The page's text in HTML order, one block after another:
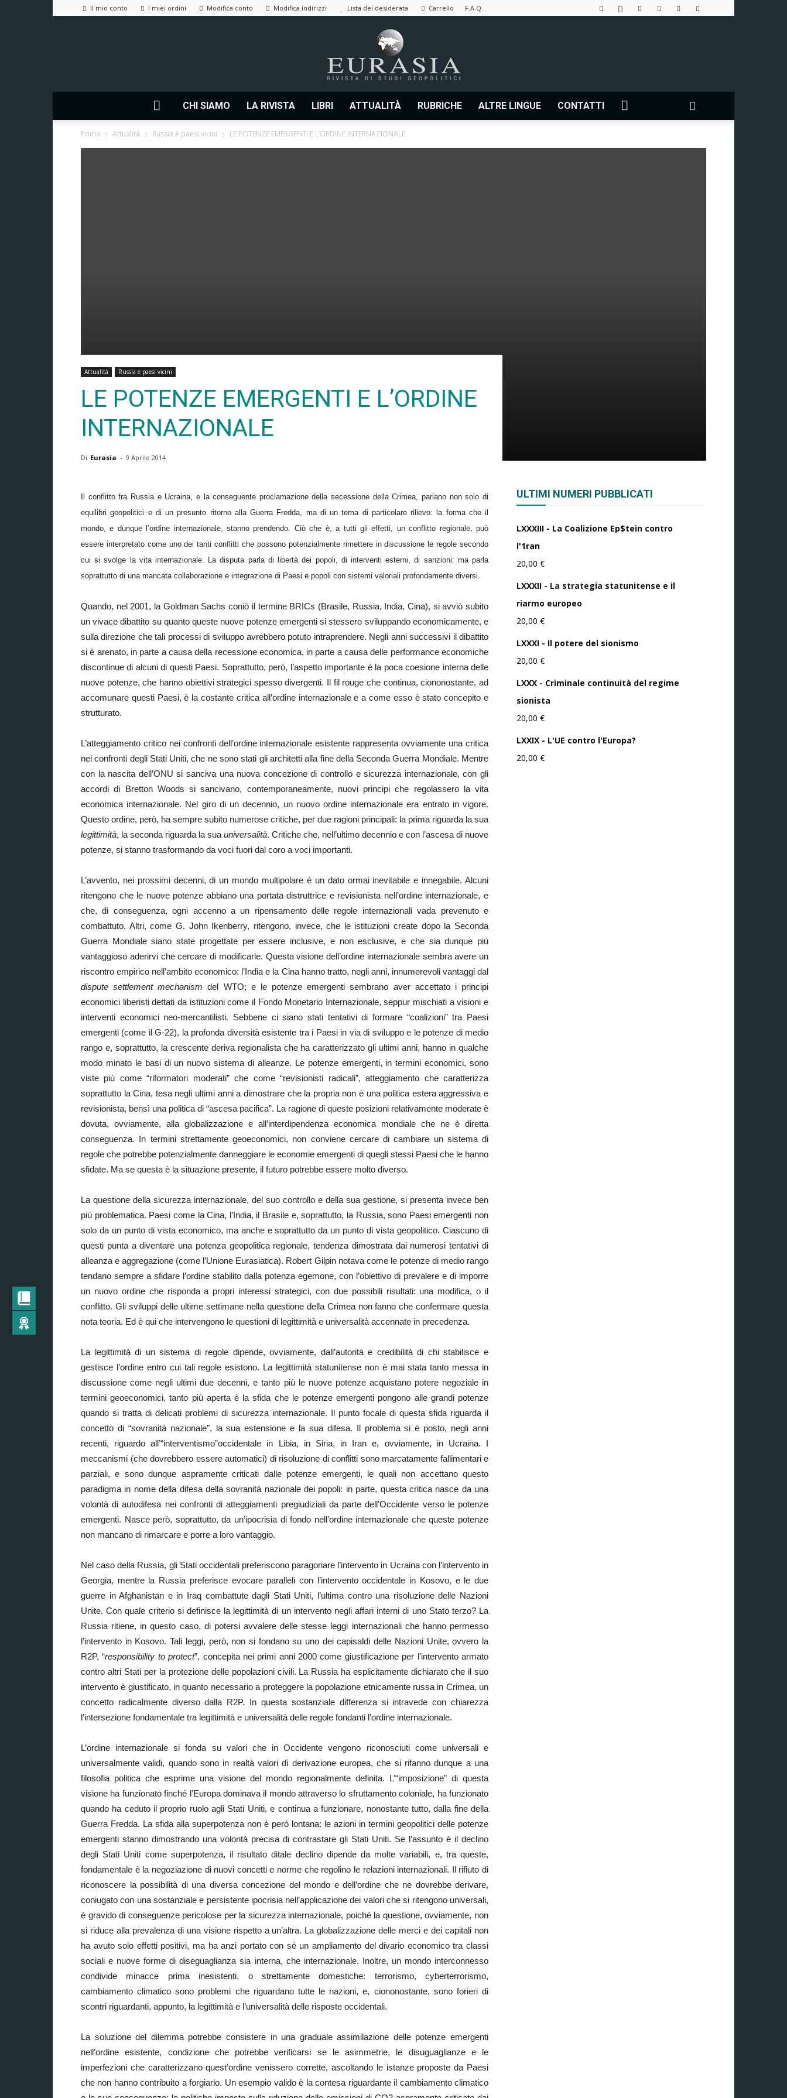
Il mio conto I miei ordini Modifica conto Modifica indirizzi Lista dei desiderata Carrello F.A.Q.
geopolitici
CHI SIAMO LA RIVISTA LIBRI ATTUALITÀ RUBRICHE ALTRE LINGUE CONTATTI
Prima Attualità Russia e paesi vicini LE POTENZE EMERGENTI E L’ORDINE INTERNAZIONALE
Attualità Russia e paesi vicini
LE POTENZE EMERGENTI E L’ORDINE
INTERNAZIONALE
Di Eurasia - 9 Aprile 2014
Il conflitto fra Russia e Ucraina, e la conseguente proclamazione della secessione della Crimea, parlano non solo di
equilibri geopolitici e di un presunto ritorno alla Guerra Fredda, ma di un tema di particolare rilievo: la forma che il
mondo, e dunque l’ordine internazionale, stanno prendendo. Ciò che è, a tutti gli effetti, un conflitto regionale, può
essere interpretato come uno dei tanti conflitti che possono potenzialmente rimettere in discussione le regole secondo
cui si svolge la vita internazionale. La disputa parla di libertà dei popoli, di interventi esterni, di sanzioni: ma parla
soprattutto di una mancata collaborazione e integrazione di Paesi e popoli con sistemi valoriali profondamente diversi.
Quando, nel 2001, la Goldman Sachs coniò il termine BRICs (Brasile, Russia, India, Cina), si avviò subito
un vivace dibattito su quanto queste nuove potenze emergenti si stessero sviluppando economicamente, e
sulla direzione che tali processi di sviluppo avrebbero potuto intraprendere. Negli anni successivi il dibattito
si è arenato, in parte a causa della recessione economica, in parte a causa delle performance economiche
discontinue di alcuni di questi Paesi. Soprattutto, però, l’aspetto importante è la poca coesione interna delle
nuove potenze, che hanno obiettivi strategici spesso divergenti. Il fil rouge che continua, ciononostante, ad
accomunare questi Paesi, è la costante critica all’ordine internazionale e a come esso è stato concepito e
strutturato.
L’atteggiamento critico nei confronti dell’ordine internazionale esistente rappresenta ovviamente una critica
nei confronti degli Stati Uniti, che ne sono stati gli architetti alla fine della Seconda Guerra Mondiale. Mentre
con la nascita dell’ONU si sanciva una nuova concezione di controllo e sicurezza internazionale, con gli
accordi di Bretton Woods si sancivano, contemporaneamente, nuovi principi che regolassero la vita
economica internazionale. Nel giro di un decennio, un nuovo ordine internazionale era entrato in vigore.
Questo ordine, però, ha sempre subito numerose critiche, per due ragioni principali: la prima riguarda la sua
legittimità, la seconda riguarda la sua universalità. Critiche che, nell’ultimo decennio e con l’ascesa di nuove
potenze, si stanno trasformando da voci fuori dal coro a voci importanti.
L’avvento, nei prossimi decenni, di un mondo multipolare è un dato ormai inevitabile e innegabile. Alcuni
ritengono che le nuove potenze abbiano una portata distruttrice e revisionista nell’ordine internazionale, e
che, di conseguenza, ogni accenno a un ripensamento delle regole internazionali vada prevenuto e
combattuto. Altri, come G. John Ikenberry, ritengono, invece, che le istituzioni create dopo la Seconda
Guerra Mondiale siano state progettate per essere inclusive, e non esclusive, e che sia dunque più
vantaggioso aderirvi che cercare di modificarle. Questa visione dell’ordine internazionale sembra avere un
riscontro empirico nell’ambito economico: l’India e la Cina hanno tratto, negli anni, innumerevoli vantaggi dal
dispute settlement mechanism del WTO; e le potenze emergenti sembrano aver accettato i principi
economici liberisti dettati da istituzioni come il Fondo Monetario Internazionale, seppur mischiati a visioni e
interventi economici neo-mercantilisti. Sebbene ci siano stati tentativi di formare “coalizioni” tra Paesi
emergenti (come il G-22), la profonda diversità esistente tra i Paesi in via di sviluppo e le potenze di medio
rango e, soprattutto, la crescente deriva regionalista che ha caratterizzato gli ultimi anni, hanno in qualche
modo minato le basi di un nuovo sistema di alleanze. Le potenze emergenti, in termini economici, sono
viste più come “riformatori moderati” che come “revisionisti radicali”, atteggiamento che caratterizza
soprattutto la Cina, tesa negli ultimi anni a dimostrare che la propria non è una politica estera aggressiva e
revisionista, bensì una politica di “ascesa pacifica”. La ragione di queste posizioni relativamente moderate è
dovuta, ovviamente, alla globalizzazione e all’interdipendenza economica mondiale che ne è diretta
conseguenza. In termini strettamente geoeconomici, non conviene cercare di cambiare un sistema di
regole che potrebbe potenzialmente danneggiare le economie emergenti di quegli stessi Paesi che le hanno
sfidate. Ma se questa è la situazione presente, il futuro potrebbe essere molto diverso.
La questione della sicurezza internazionale, del suo controllo e della sua gestione, si presenta invece ben
più problematica. Paesi come la Cina, l’India, il Brasile e, soprattutto, la Russia, sono Paesi emergenti non
solo da un punto di vista economico, ma anche e soprattutto da un punto di vista geopolitico. Ciascuno di
questi punta a diventare una potenza geopolitica regionale, tendenza dimostrata dai numerosi tentativi di
alleanza e aggregazione (come l’Unione Eurasiatica). Robert Gilpin notava come le potenze di medio rango
tendano sempre a sfidare l’ordine stabilito dalla potenza egemone, con l’obiettivo di prevalere e di imporre
un nuovo ordine che risponda a propri interessi strategici, con due possibili risultati: una modifica, o il
conflitto. Gli sviluppi delle ultime settimane nella questione della Crimea non fanno che confermare questa
nota teoria. Ed è qui che intervengono le questioni di legittimità e universalità accennate in precedenza.
La legittimità di un sistema di regole dipende, ovviamente, dall’autorità e credibilità di chi stabilisce e
gestisce l’ordine entro cui tali regole esistono. La legittimità statunitense non è mai stata tanto messa in
discussione come negli ultimi due decenni, e tanto più le nuove potenze acquistano potere negoziale in
termini geoeconomici, tanto più aperta è la sfida che le potenze emergenti pongono alle grandi potenze
quando si tratta di delicati problemi di sicurezza internazionale. Il punto focale di questa sfida riguarda il
concetto di “sovranità nazionale”, la sua estensione e la sua difesa. Il problema si è posto, negli anni
recenti, riguardo all’“interventismo”occidentale in Libia, in Siria, in Iran e, ovviamente, in Ucraina. I
meccanismi (che dovrebbero essere automatici) di risoluzione di conflitti sono marcatamente fallimentari e
parziali, e sono dunque aspramente criticati dalle potenze emergenti, le quali non accettano questo
paradigma in nome della difesa della sovranità nazionale dei popoli: in parte, questa critica nasce da una
volontà di autodifesa nei confronti di atteggiamenti pregiudiziali da parte dell’Occidente verso le potenze
emergenti. Nasce però, soprattutto, da un’ipocrisia di fondo nell’ordine internazionale che queste potenze
non mancano di rimarcare e porre a loro vantaggio.
Nel caso della Russia, gli Stati occidentali preferiscono paragonare l’intervento in Ucraina con l’intervento in
Georgia, mentre la Russia preferisce evocare paralleli con l’intervento occidentale in Kosovo, e le due
guerre in Afghanistan e in Iraq combattute dagli Stati Uniti, l’ultima contro una risoluzione delle Nazioni
Unite. Con quale criterio si definisce la legittimità di un intervento negli affari interni di uno Stato terzo? La
Russia ritiene, in questo caso, di potersi avvalere delle stesse leggi internazionali che hanno permesso
l’intervento in Kosovo. Tali leggi, però, non si fondano su uno dei capisaldi delle Nazioni Unite, ovvero la
R2P, “responsibility to protect”, concepita nei primi anni 2000 come giustificazione per l’intervento armato
contro altri Stati per la protezione delle popolazioni civili. La Russia ha esplicitamente dichiarato che il suo
intervento è giustificato, in quanto necessario a proteggere la popolazione etnicamente russa in Crimea, un
concetto radicalmente diverso dalla R2P. In questa sostanziale differenza si intravede con chiarezza
l’intersezione fondamentale tra legittimità e universalità delle regole fondanti l’ordine internazionale.
L’ordine internazionale si fonda su valori che in Occidente vengono riconosciuti come universali e
universalmente validi, quando sono in realtà valori di derivazione europea, che si rifanno dunque a una
filosofia politica che esprime una visione del mondo regionalmente definita. L’“imposizione” di questa
visione ha funzionato finché l’Europa dominava il mondo attraverso lo sfruttamento coloniale, ha funzionato
quando ha ceduto il proprio ruolo agli Stati Uniti, e continua a funzionare, nonostante tutto, dalla fine della
Guerra Fredda. La sfida alla superpotenza non è però lontana: le azioni in termini geopolitici delle potenze
emergenti stanno dimostrando una volontà precisa di contrastare gli Stati Uniti. Se l’assunto è il declino
degli Stati Uniti come superpotenza, il risultato ditale declino dipende da molte variabili, e, tra queste,
fondamentale è la negoziazione di nuovi concetti e norme che regolino le relazioni internazionali. Il rifiuto di
riconoscere la possibilità di una diversa concezione del mondo e dell’ordine che ne dovrebbe derivare,
coniugato con una sostanziale e persistente ipocrisia nell’applicazione dei valori che si ritengono universali,
è gravido di conseguenze pericolose per la sicurezza internazionale, poiché la questione, ovviamente, non
si riduce alla prevalenza di una visione rispetto a un’altra. La globalizzazione delle merci e dei capitali non
ha avuto solo effetti positivi, ma ha anzi portato con sé un ampliamento del divario economico tra classi
sociali e nuove forme di diseguaglianza sia interna, che internazionale. Inoltre, un mondo interconnesso
condivide minacce prima inesistenti, o strettamente domestiche: terrorismo, cyberterrorismo,
cambiamento climatico sono problemi che riguardano tutte le nazioni, e, ciononostante, sono forieri di
scontri riguardanti, appunto, la legittimità e l’universalità delle risposte occidentali.
La soluzione del dilemma potrebbe consistere in una graduale assimilazione delle potenze emergenti
nell’ordine esistente, condizione che potrebbe verificarsi se le asimmetrie, le disuguaglianze e le
imperfezioni che caratterizzano quest’ordine venissero corrette, ascoltando le istanze proposte da Paesi
che non hanno contribuito a forgiarlo. Un esempio valido è la contesa riguardante il cambiamento climatico
ULTIMI NUMERI PUBBLICATI
LXXXIII - La Coalizione Ep$tein contro
l'1ran
20,00 €
LXXXII - La strategia statunitense e il
riarmo europeo
20,00 €
LXXXI - Il potere del sionismo
20,00 €
LXXX - Criminale continuità del regime
sionista
20,00 €
LXXIX - L'UE contro l'Europa?
20,00 €